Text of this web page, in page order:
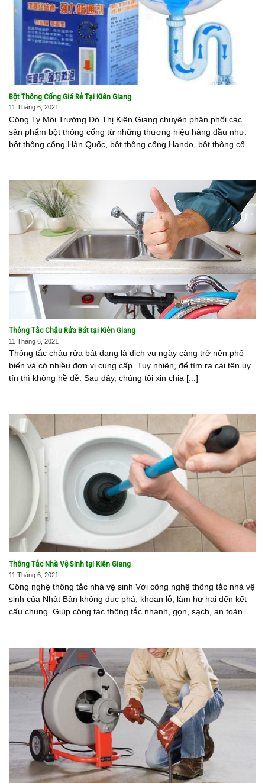
Bột Thông Cống Giá Rẻ Tại Kiên Giang
11 Tháng 6, 2021
Công Ty Môi Trường Đô Thị Kiên Giang chuyên phân phối các
sản phẩm bột thông cống từ những thương hiệu hàng đầu như:
bột thông cống Hàn Quốc, bột thông cống Hando, bột thông cống
Thông Tắc Chậu Rửa Bát tại Kiên Giang
11 Tháng 6, 2021
Thông tắc chậu rửa bát đang là dịch vụ ngày càng trở nên phổ
biến và có nhiều đơn vị cung cấp. Tuy nhiên, để tìm ra cái tên uy
tín thì không hề dễ. Sau đây, chúng tôi xin chia [...]
Thông Tắc Nhà Vệ Sinh tại Kiên Giang
11 Tháng 6, 2021
Công nghệ thông tắc nhà vệ sinh Với công nghệ thông tắc nhà vệ
sinh của Nhật Bản không đục phá, khoan lỗ, làm hư hại đến kết
cấu chung. Giúp công tác thông tắc nhanh, gọn, sạch, an toàn.